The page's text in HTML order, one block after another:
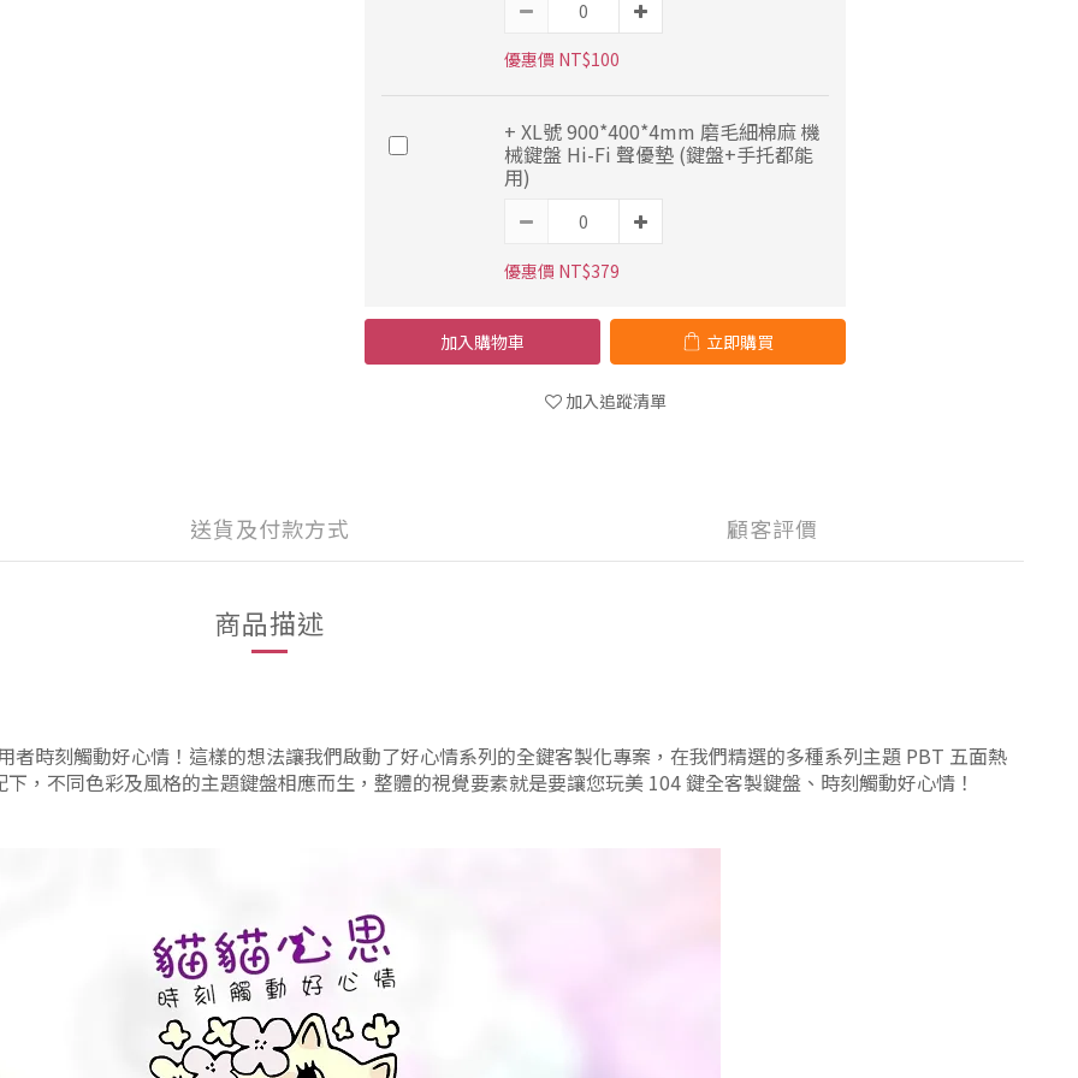
優惠價 NT$100
+ XL號 900*400*4mm 磨毛細棉麻 機
械鍵盤 Hi-Fi 聲優墊 (鍵盤+手托都能
用)
優惠價 NT$379
加入購物車 立即購買
加入追蹤清單
送貨及付款方式 顧客評價
商品描述
時刻觸動好心情！這樣的想法讓我們啟動了好心情系列的全鍵客製化專案，在我們精選的多種系列主題 PBT 五面熱
，不同色彩及風格的主題鍵盤相應而生，整體的視覺要素就是要讓您玩美 104 鍵全客製鍵盤、時刻觸動好心情！